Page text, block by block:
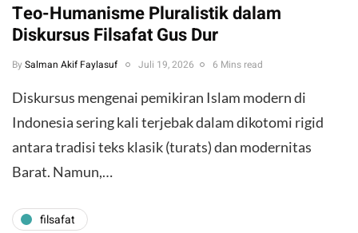
Teo-Humanisme Pluralistik dalam
Diskursus Filsafat Gus Dur
By Salman Akif Faylasuf Juli 19, 2026 6 Mins read
Diskursus mengenai pemikiran Islam modern di
Indonesia sering kali terjebak dalam dikotomi rigid
antara tradisi teks klasik (turats) dan modernitas
Barat. Namun,…
filsafat